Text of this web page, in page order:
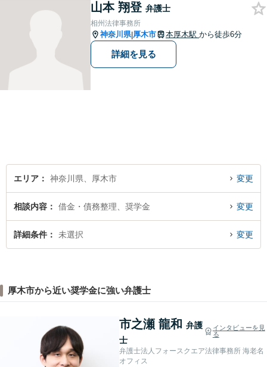
B面談可】【本厚木駅1分】
山本 翔登 弁護士
相州法律事務所
神奈川県|厚木市 本厚木駅 から徒歩6分
詳細を見る
エリア 神奈川県、厚木市 変更
相談内容 借金・債務整理、奨学金 変更
詳細条件 未選択 変更
厚木市から近い奨学金に強い弁護士
市之瀬 龍和 弁護
士
インタビューを見
る
弁護士法人フォースクエア法律事務所 海老名
オフィス